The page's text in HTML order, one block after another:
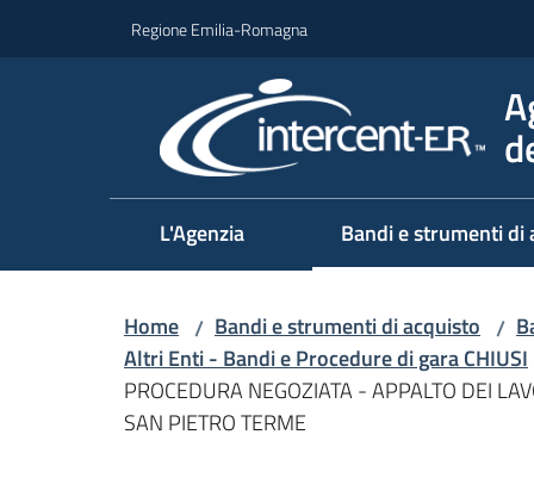
Regione Emilia-Romagna
L'Agenzia Bandi e strumenti di
Home / Bandi e strumenti di acquisto /
Altri Enti - Bandi e Procedure di gara CHIUSI
PROCEDURA NEGOZIATA - APPALTO DEI
SAN PIETRO TERME